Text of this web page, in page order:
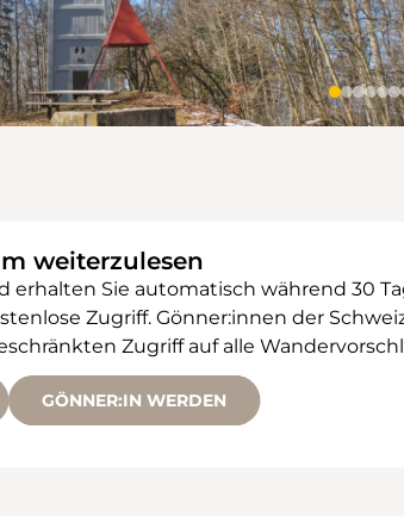
weiterzulesen
erhalten Sie automatisch während 30
Zugriff. Gönner:innen der
Zugriff auf alle
GÖNNER:IN WERDEN